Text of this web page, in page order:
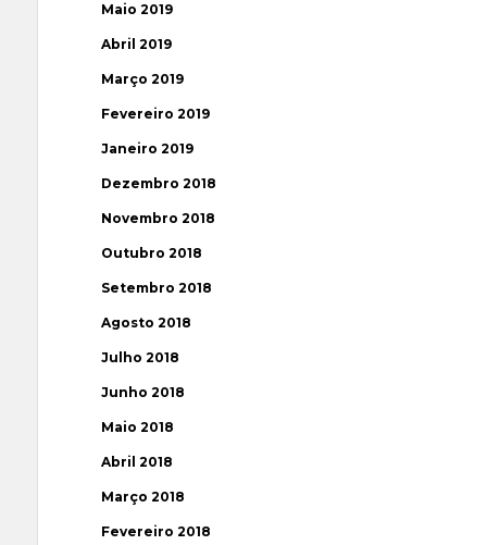
Maio 2019
Abril 2019
Março 2019
Fevereiro 2019
Janeiro 2019
Dezembro 2018
Novembro 2018
Outubro 2018
Setembro 2018
Agosto 2018
Julho 2018
Junho 2018
Maio 2018
Abril 2018
Março 2018
Fevereiro 2018